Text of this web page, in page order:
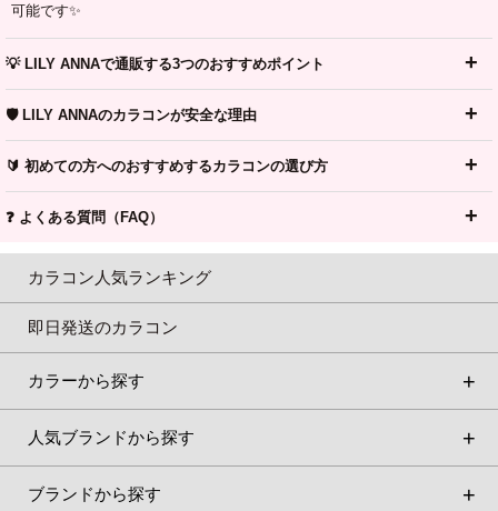
可能です✨
💡 LILY ANNAで通販する3つのおすすめポイント
🛡️ LILY ANNAのカラコンが安全な理由
🔰 初めての方へのおすすめするカラコンの選び方
❓ よくある質問（FAQ）
カラコン人気ランキング
即日発送のカラコン
カラーから探す
人気ブランドから探す
ブランドから探す